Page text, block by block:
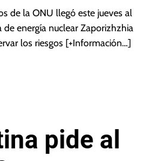
de la ONU llegó este jueves al
energía nuclear Zaporizhzhia
los riesgos [+Información…]
pide al